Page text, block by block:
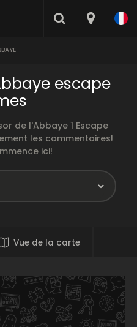
escape
de l'Abbaye 1 Escape
les commentaires!
ici!
Vue de la carte